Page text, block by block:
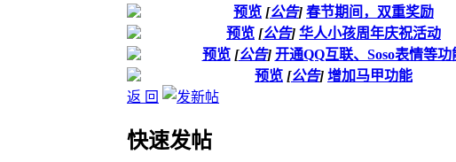
预览 [公告] 春节期间，双重奖励
预览 [公告] 华人小孩周年庆祝活动
预览 [公告] 开通QQ互联、Soso表情等功
预览 [公告] 增加马甲功能
返 回
快速发帖